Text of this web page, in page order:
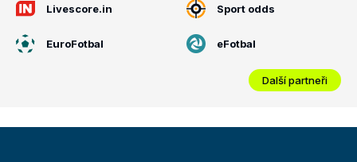
Livescore.in Sport odds
EuroFotbal eFotbal
Další partneři